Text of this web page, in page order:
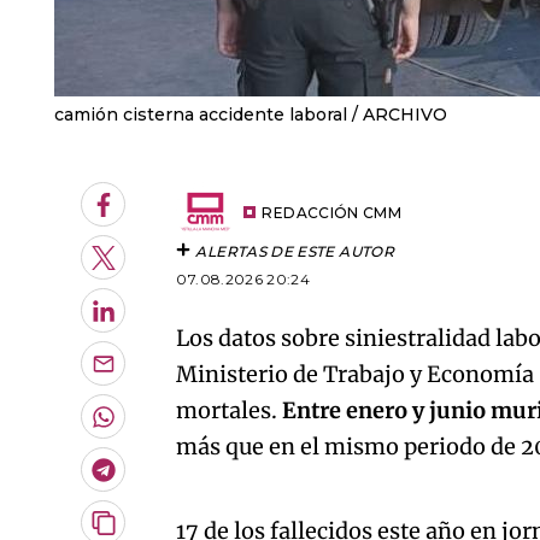
camión cisterna accidente laboral ARCHIVO
Facebook
Twitter
LinkedIn
Enviar
por
Email
Whatsapp
Telegram
Copiar
REDACCIÓN CMM
ALERTAS DE ESTE AUTOR
07.08.2026 20:24
Los datos sobre siniestralidad
Ministerio de Trabajo y
mortales.Entre enero y junio
más que en el mismo periodo de
17 de los fallecidos este año en